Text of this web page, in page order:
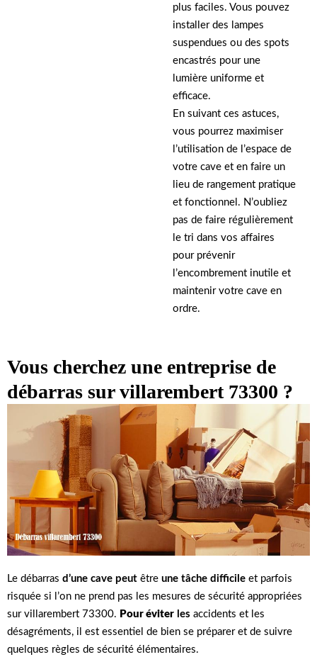
plus faciles. Vous pouvez
installer des lampes
suspendues ou des spots
encastrés pour une
lumière uniforme et
efficace.
En suivant ces astuces,
vous pourrez maximiser
l’utilisation de l’espace de
votre cave et en faire un
lieu de rangement pratique
et fonctionnel. N’oubliez
pas de faire régulièrement
le tri dans vos affaires
pour prévenir
l’encombrement inutile et
maintenir votre cave en
ordre.
Vous cherchez une entreprise de
débarras sur villarembert 73300 ?
Le débarras d’une cave peut être une tâche difficile et parfois
risquée si l’on ne prend pas les mesures de sécurité appropriées
sur villarembert 73300. Pour éviter les accidents et les
désagréments, il est essentiel de bien se préparer et de suivre
quelques règles de sécurité élémentaires.